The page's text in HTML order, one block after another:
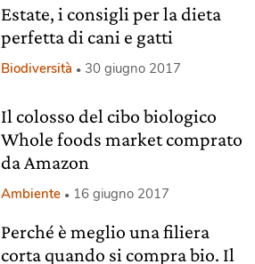
Estate, i consigli per la dieta
perfetta di cani e gatti
Biodiversità 30 giugno 2017
Il colosso del cibo biologico
Whole foods market comprato
da Amazon
Ambiente 16 giugno 2017
Perché è meglio una filiera
corta quando si compra bio. Il